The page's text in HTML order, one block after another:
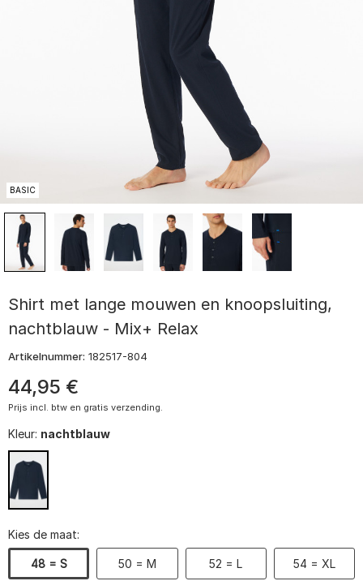
BASIC
Shirt met lange mouwen en knoopsluiting,
nachtblauw - Mix+ Relax
Artikelnummer: 182517-804
44,95 €
Prijs incl. btw en gratis verzending.
Kleur: nachtblauw
Kies de maat:
48 = S 50 = M 52 = L 54 = XL